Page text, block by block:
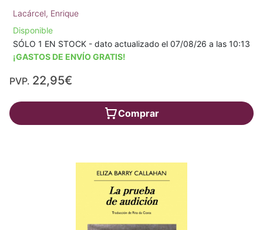
Lacárcel, Enrique
Disponible
SÓLO 1 EN STOCK - dato actualizado el 07/08/26 a las 10:13
¡GASTOS DE ENVÍO GRATIS!
PVP. 22,95€
Comprar